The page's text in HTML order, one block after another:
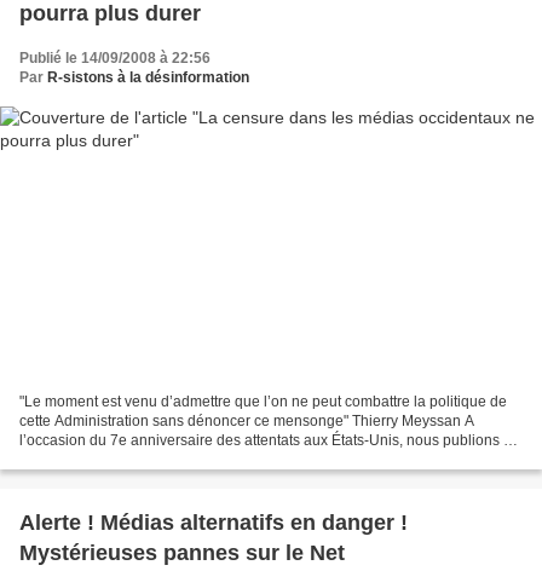
pourra plus durer
Publié le 14/09/2008 à 22:56
Par R-sistons à la désinformation
"Le moment est venu d’admettre que l’on ne peut combattre la politique de
cette Administration sans dénoncer ce mensonge" Thierry Meyssan A
l’occasion du 7e anniversaire des attentats aux États-Unis, nous publions en
Alerte ! Médias alternatifs en danger !
Mystérieuses pannes sur le Net